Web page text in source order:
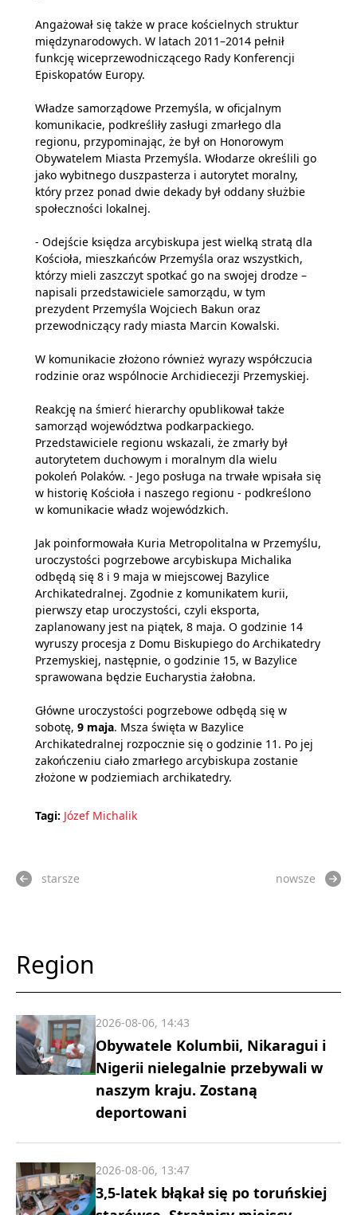
Angażował się także w prace kościelnych struktur
międzynarodowych. W latach 2011–2014 pełnił
funkcję wiceprzewodniczącego Rady Konferencji
Episkopatów Europy.
Władze samorządowe Przemyśla, w oficjalnym
komunikacie, podkreśliły zasługi zmarłego dla
regionu, przypominając, że był on Honorowym
Obywatelem Miasta Przemyśla. Włodarze określili go
jako wybitnego duszpasterza i autorytet moralny,
który przez ponad dwie dekady był oddany służbie
społeczności lokalnej.
- Odejście księdza arcybiskupa jest wielką stratą dla
Kościoła, mieszkańców Przemyśla oraz wszystkich,
którzy mieli zaszczyt spotkać go na swojej drodze –
napisali przedstawiciele samorządu, w tym
prezydent Przemyśla Wojciech Bakun oraz
przewodniczący rady miasta Marcin Kowalski.
W komunikacie złożono również wyrazy współczucia
rodzinie oraz wspólnocie Archidiecezji Przemyskiej.
Reakcję na śmierć hierarchy opublikował także
samorząd województwa podkarpackiego.
Przedstawiciele regionu wskazali, że zmarły był
autorytetem duchowym i moralnym dla wielu
pokoleń Polaków. - Jego posługa na trwałe wpisała się
w historię Kościoła i naszego regionu - podkreślono
w komunikacie władz wojewódzkich.
Jak poinformowała Kuria Metropolitalna w Przemyślu,
uroczystości pogrzebowe arcybiskupa Michalika
odbędą się 8 i 9 maja w miejscowej Bazylice
Archikatedralnej. Zgodnie z komunikatem kurii,
pierwszy etap uroczystości, czyli eksporta,
zaplanowany jest na piątek, 8 maja. O godzinie 14
wyruszy procesja z Domu Biskupiego do Archikatedry
Przemyskiej, następnie, o godzinie 15, w Bazylice
sprawowana będzie Eucharystia żałobna.
Główne uroczystości pogrzebowe odbędą się w
sobotę, 9 maja. Msza święta w Bazylice
Archikatedralnej rozpocznie się o godzinie 11. Po jej
zakończeniu ciało zmarłego arcybiskupa zostanie
złożone w podziemiach archikatedry.
Tagi: Józef Michalik
starsze nowsze
Region
Obywatele Kolumbii, Nikaragui i
Nigerii nielegalnie przebywali w
naszym kraju. Zostaną
deportowani
2026-08-06, 14:43
3,5-latek błąkał się po toruńskiej
2026-08-06, 13:47